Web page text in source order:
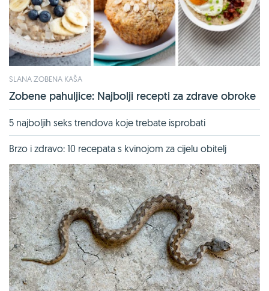
SLANA ZOBENA KAŠA
Zobene pahuljice: Najbolji recepti za zdrave obroke
5 najboljih seks trendova koje trebate isprobati
Brzo i zdravo: 10 recepata s kvinojom za cijelu obitelj